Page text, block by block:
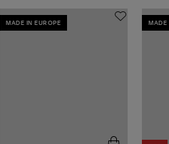
MADE IN EUROPE MADE